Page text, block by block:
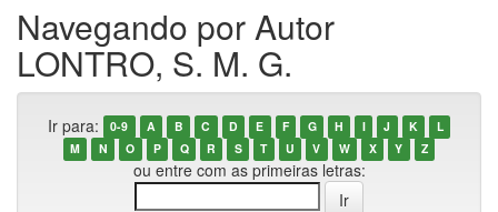
Navegando por Autor
LONTRO, S. M. G.
Ir para: 0-9 A B C D E F G H I J K
L
M
N O P Q R S T U V W X Y Z
ou entre com as primeiras letras: